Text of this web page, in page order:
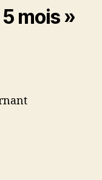
mois »